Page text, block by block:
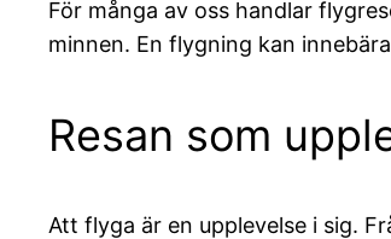
För många av oss handlar
minnen. En flygning kan
Resan som
Att flyga är en upplevelse i sig.